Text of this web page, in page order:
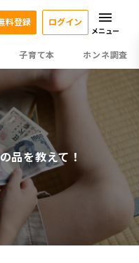
子育て本 ホンネ調査
料登録 ログイン
メニュー
品を教えて！